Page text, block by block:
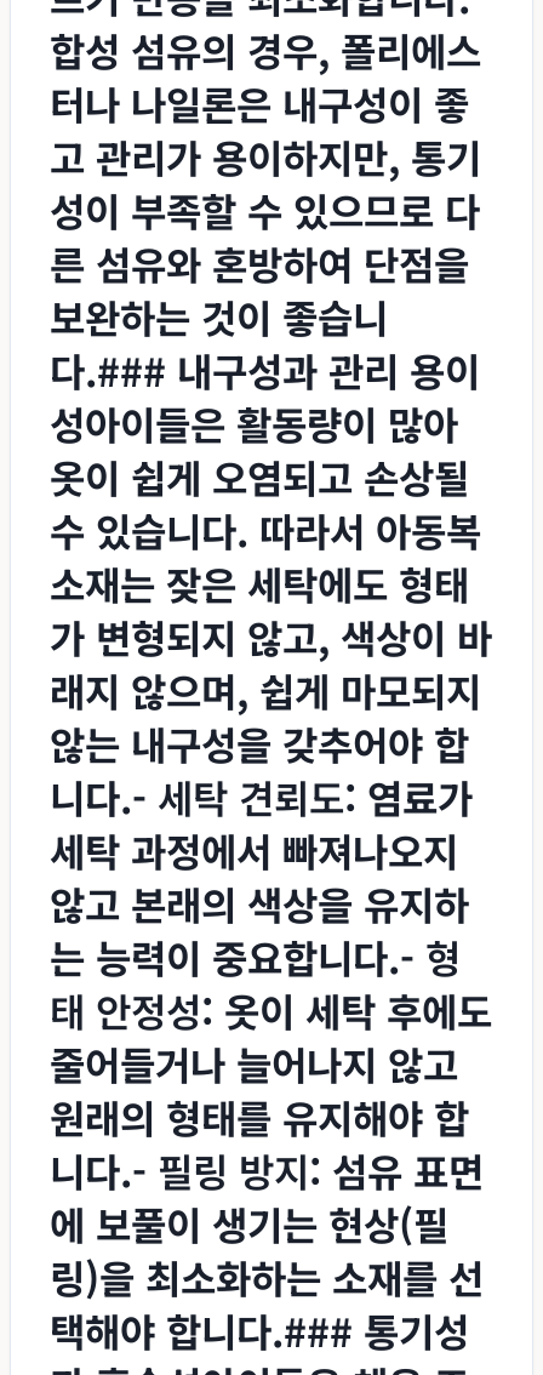
합성 섬유의 경우, 폴리에스
터나 나일론은 내구성이 좋
고 관리가 용이하지만, 통기
성이 부족할 수 있으므로 다
른 섬유와 혼방하여 단점을
보완하는 것이 좋습니
다.### 내구성과 관리 용이
성아이들은 활동량이 많아
옷이 쉽게 오염되고 손상될
수 있습니다. 따라서 아동복
소재는 잦은 세탁에도 형태
가 변형되지 않고, 색상이 바
래지 않으며, 쉽게 마모되지
않는 내구성을 갖추어야 합
니다.- 세탁 견뢰도: 염료가
세탁 과정에서 빠져나오지
않고 본래의 색상을 유지하
는 능력이 중요합니다.- 형
태 안정성: 옷이 세탁 후에도
줄어들거나 늘어나지 않고
원래의 형태를 유지해야 합
니다.- 필링 방지: 섬유 표면
에 보풀이 생기는 현상(필
링)을 최소화하는 소재를 선
택해야 합니다.### 통기성